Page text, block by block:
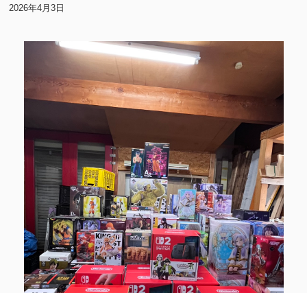
2026年4月3日